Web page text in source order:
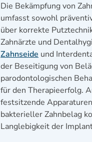
Die Bekämpfung von
umfasst sowohl
über korrekte
Zahnärzte und
Zahnseide und
der Beseitigung von
parodontologischen
für den Therapieerfolg.
festsitzende
bakterieller Zahnbelag
Langlebigkeit der